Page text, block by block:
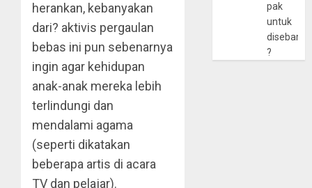
herankan, kebanyakan
dari? aktivis pergaulan
bebas ini pun sebenarnya
ingin agar kehidupan
anak-anak mereka lebih
terlindungi dan
mendalami agama
(seperti dikatakan
beberapa artis di acara
TV dan pelajar).
pak
untuk
?